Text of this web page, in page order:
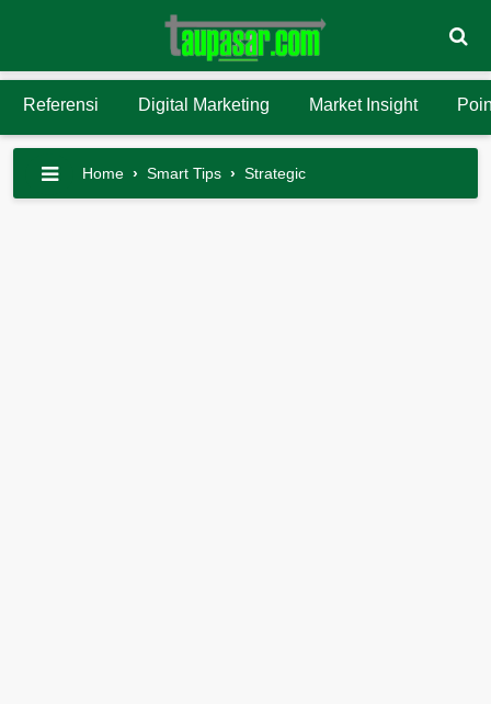
Referensi Digital Marketing Market Insight
Home › Smart Tips › Strategic